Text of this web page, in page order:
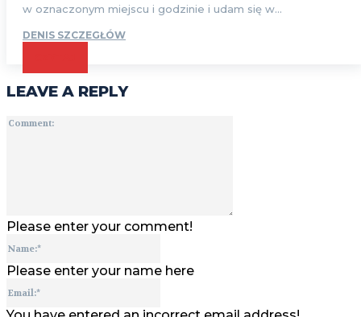
w oznaczonym miejscu i godzinie i udam się w...
DENIS SZCZEGŁÓW
LEAVE A REPLY
Please enter your comment!
Please enter your name here